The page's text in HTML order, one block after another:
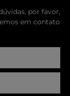
por favor,
em contato